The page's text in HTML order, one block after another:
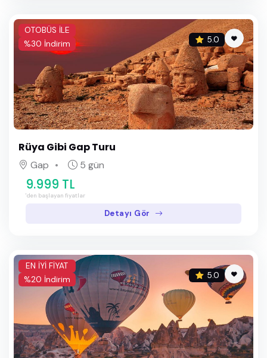
OTOBÜS İLE
%30 İndirim
5.0
Rüya Gibi Gap Turu
Gap 5 gün
9.999 TL
'den başlayan fiyatlar
Detayı Gör
EN İYİ FİYAT
%20 İndirim
5.0